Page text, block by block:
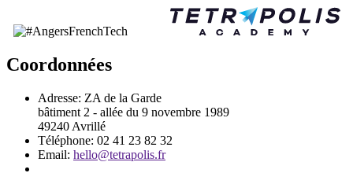
Coordonnées
Adresse: ZA de la Garde
bâtiment 2 - allée du 9 novembre 1989
49240 Avrillé
Téléphone: 02 41 23 82 32
Email: hello@tetrapolis.fr